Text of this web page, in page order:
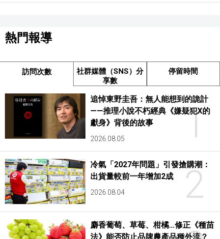
熱門報導
訪問次數
社群媒體（SNS）分
享數
停留時間
1
追悼東野圭吾：無人能想到的詭計
——推理小說不朽經典《嫌疑犯X的
獻身》背後的故事
2026.08.05
2
冷氣「2027年問題」引發搶購潮：
出貨量較前一年增加2成
2026.08.04
麝香葡萄、草莓、柑橘…修正《種苗
法》能否防止品牌農產品種外流？